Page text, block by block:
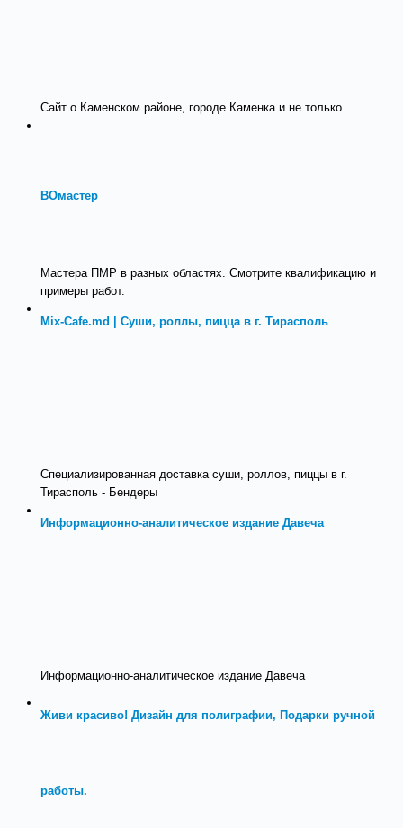
Сайт о Каменском районе, городе Каменка и не только
ВОмастер
Мастера ПМР в разных областях. Смотрите квалификацию и
примеры работ.
Mix-Cafe.md | Суши, роллы, пицца в г. Тирасполь
Специализированная доставка суши, роллов, пиццы в г.
Тирасполь - Бендеры
Информационно-аналитическое издание Давеча
Информационно-аналитическое издание Давеча
Живи красиво! Дизайн для полиграфии, Подарки ручной
работы.